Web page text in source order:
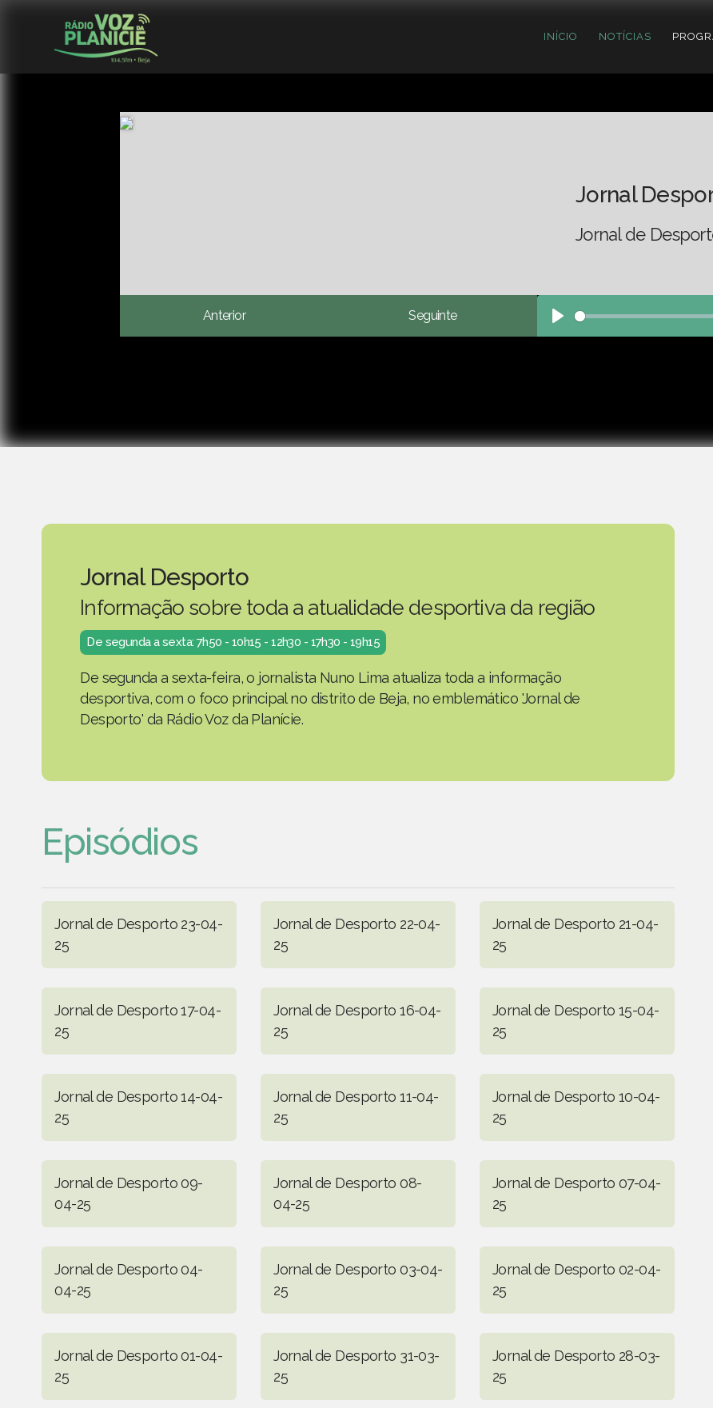
INÍCIO NOTÍCIAS
Jornal
Jornal de
Anterior Seguinte
Play
Jornal Desporto
Informação sobre toda a atualidade desportiva da região
De segunda a sexta: 7h50 - 10h15 - 12h30 - 17h30 - 19h15
De segunda a sexta-feira, o jornalista Nuno Lima atualiza toda a informação
desportiva, com o foco principal no distrito de Beja, no emblemático 'Jornal de
Desporto' da Rádio Voz da Planície.
Episódios
Jornal de Desporto 23-04-
25
Jornal de Desporto 22-04-
25
Jornal de Desporto 21-04-
25
Jornal de Desporto 17-04-
25
Jornal de Desporto 16-04-
25
Jornal de Desporto 15-04-
25
Jornal de Desporto 14-04-
25
Jornal de Desporto 11-04-
25
Jornal de Desporto 10-04-
25
Jornal de Desporto 09-
04-25
Jornal de Desporto 08-
04-25
Jornal de Desporto 07-04-
25
Jornal de Desporto 04-
04-25
Jornal de Desporto 03-04-
25
Jornal de Desporto 02-04-
25
Jornal de Desporto 01-04-
25
Jornal de Desporto 31-03-
25
Jornal de Desporto 28-03-
25